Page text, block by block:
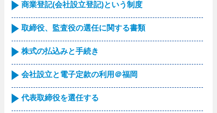
商業登記(会社設立登記)という制度
取締役、監査役の選任に関する書類
株式の払込みと手続き
会社設立と電子定款の利用＠福岡
代表取締役を選任する